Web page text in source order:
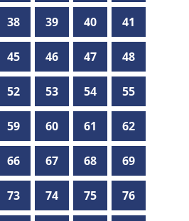
38 39 40 41
45 46 47 48
52 53 54 55
59 60 61 62
66 67 68 69
73 74 75 76